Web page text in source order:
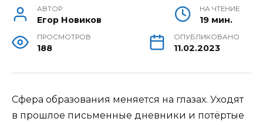
АВТОР
Егор Новиков
НА ЧТЕНИЕ
19 мин.
ПРОСМОТРОВ
188
ОПУБЛИКОВАНО
11.02.2023
Сфера образования меняется на глазах. Уходят
в прошлое письменные дневники и потёртые